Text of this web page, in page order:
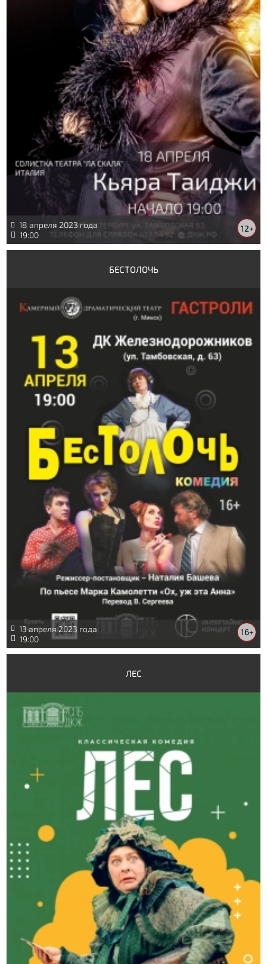
18 апреля 2023 года
19:00
12+
БЕСТОЛОЧЬ
13 апреля 2023 года
19:00
16+
ЛЕС